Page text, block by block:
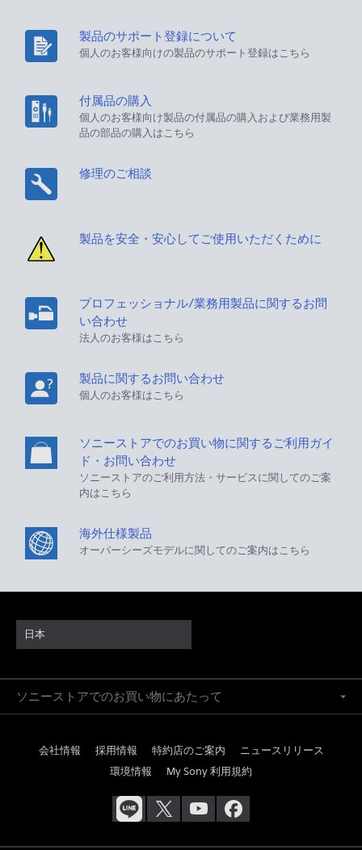
製品のサポート登録について
個人のお客様向けの製品のサポート登録はこちら
付属品の購入
個人のお客様向け製品の付属品の購入および業務用製
品の部品の購入はこちら
修理のご相談
製品を安全・安心してご使用いただくために
プロフェッショナル/業務用製品に関するお問
い合わせ
法人のお客様はこちら
製品に関するお問い合わせ
個人のお客様はこちら
ソニーストアでのお買い物に関するご利用ガイ
ド・お問い合わせ
ソニーストアのご利用方法・サービスに関してのご案
内はこちら
海外仕様製品
オーバーシーズモデルに関してのご案内はこちら
日本
ソニーストアでのお買い物にあたって
会社情報 採用情報 特約店のご案内
ニュースリリース
環境情報
My Sony 利用規約